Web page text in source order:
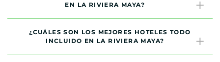
EN LA RIVIERA MAYA?
¿CUÁLES SON LOS MEJORES HOTELES TODO
INCLUIDO EN LA RIVIERA MAYA?